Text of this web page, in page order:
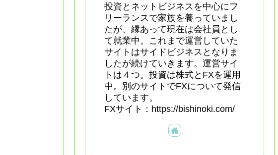
投資とネットビジネスを中心にフ
リーランスで家族を養っていまし
たが、縁あって現在は会社員とし
て就業中。これまで運営していた
サイトはサイドビジネスとなりま
したが続けていきます。運営サイ
トは４つ。投資は株式とFXを運用
中。別のサイトでFXについて発信
しています。
FXサイト：https://bishinoki.com/